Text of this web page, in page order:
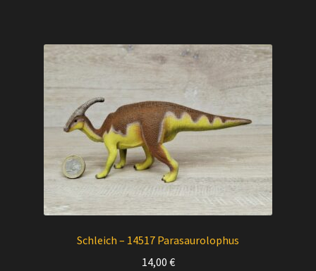
Schleich – 14517 Parasaurolophus
14,00 €